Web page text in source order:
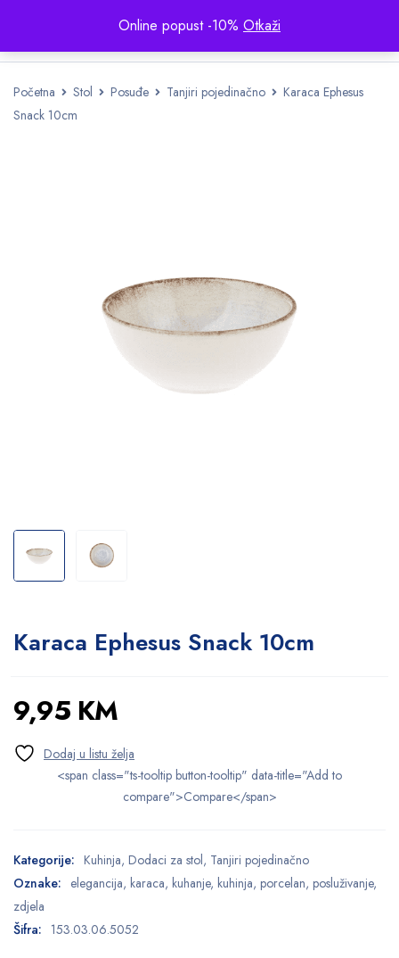
Online popust -10% Otkaži
Početna Stol Posuđe Tanjiri pojedinačno
Karaca Ephesus
Snack 10cm
Karaca Ephesus Snack 10cm
9,95 KM
<span class="ts-tooltip button-tooltip" data-title="Add to
compare">Compare</span>
Kategorije: Kuhinja, Dodaci za stol, Tanjiri pojedinačno
Oznake: elegancija, karaca, kuhanje, kuhinja, porcelan, posluživanje,
zdjela
Šifra: 153.03.06.5052